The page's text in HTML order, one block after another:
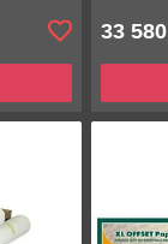
33 580